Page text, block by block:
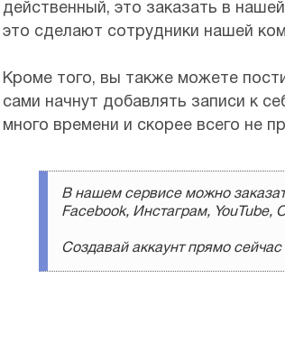
действенный, это заказать в
это сделают сотрудники нашей
Кроме того, вы также можете
сами начнут добавлять записи к
много времени и скорее всего не
В нашем сервисе можно
Facebook, Инстаграм, YouTube,
Создавай аккаунт прямо